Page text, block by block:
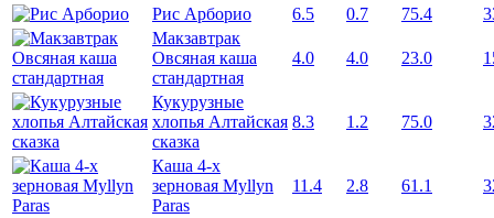
Рис Арборио
6.5 0.7 75.4
Макзавтрак
Овсяная каша
стандартная
4.0 4.0 23.0
Кукурузные
хлопья Алтайская
сказка
8.3 1.2 75.0
Каша 4-х
зерновая Myllyn
Paras
11.4 2.8 61.1